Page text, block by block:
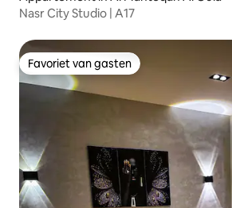
Nasr City Studio | A17
Favoriet van gasten
Favoriet van gasten